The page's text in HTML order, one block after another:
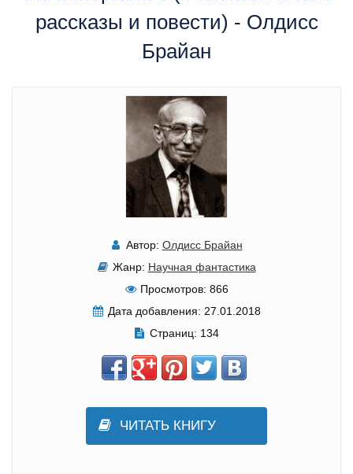
рассказы и повести) - Олдисс
Брайан
Автор: Олдисс Брайан
Жанр: Научная фантастика
Просмотров: 866
Дата добавления: 27.01.2018
Страниц: 134
ЧИТАТЬ КНИГУ